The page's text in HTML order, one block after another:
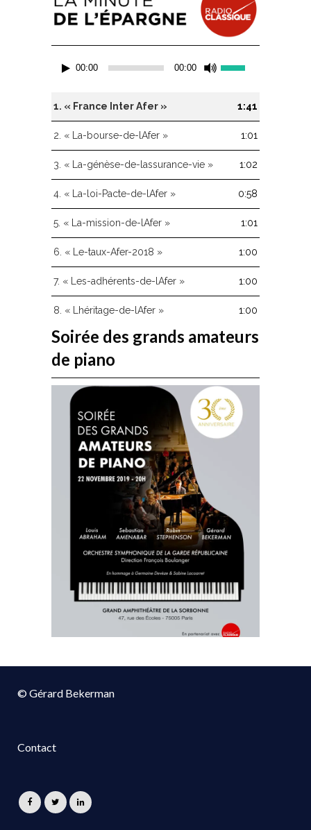
audio
00:00 00:00
haut/bas
pour
augmenter
ou
diminuer
le
volume.
1. « France Inter Afer » 1:41
2. « La-bourse-de-lAfer » 1:01
3. « La-génèse-de-lassurance-vie » 1:02
4. « La-loi-Pacte-de-lAfer » 0:58
5. « La-mission-de-lAfer » 1:01
6. « Le-taux-Afer-2018 » 1:00
7. « Les-adhérents-de-lAfer » 1:00
8. « Lhéritage-de-lAfer » 1:00
Soirée des grands amateurs
de piano
© Gérard Bekerman
Contact